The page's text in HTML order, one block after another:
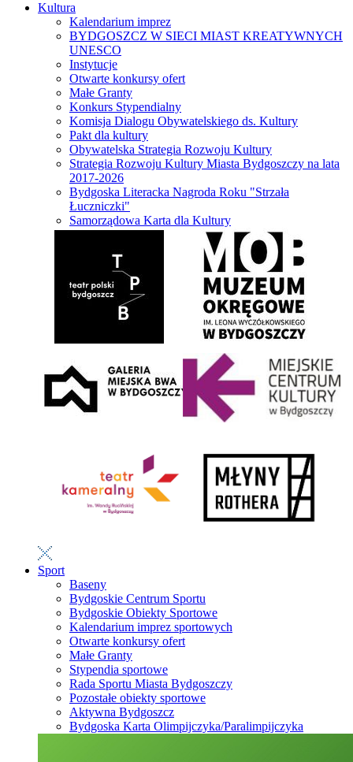
Kultura
Kalendarium imprez
BYDGOSZCZ W SIECI MIAST KREATYWNYCH
UNESCO
Instytucje
Otwarte konkursy ofert
Małe Granty
Konkurs Stypendialny
Komisja Dialogu Obywatelskiego ds. Kultury
Pakt dla kultury
Obywatelska Strategia Rozwoju Kultury
Strategia Rozwoju Kultury Miasta Bydgoszczy na lata
2017-2026
Bydgoska Literacka Nagroda Roku "Strzała
Łuczniczki"
Samorządowa Karta dla Kultury
Sport
Baseny
Bydgoskie Centrum Sportu
Bydgoskie Obiekty Sportowe
Kalendarium imprez sportowych
Otwarte konkursy ofert
Małe Granty
Stypendia sportowe
Rada Sportu Miasta Bydgoszczy
Pozostałe obiekty sportowe
Aktywna Bydgoszcz
Bydgoska Karta Olimpijczyka/Paralimpijczyka